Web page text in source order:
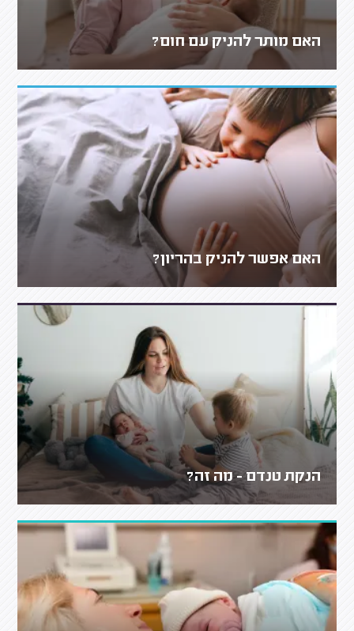
האם מותר להניק עם חום?
האם אפשר להניק בהריון?
הנקת טנדם - מה זה?